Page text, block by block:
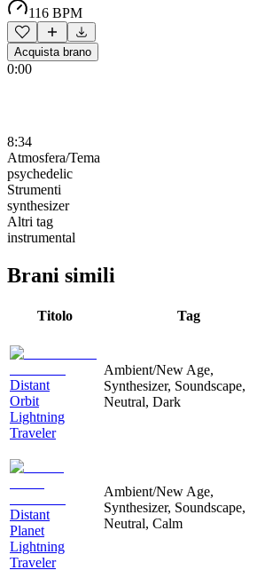
116 BPM
Acquista brano
0:00
8:34
Atmosfera/Tema
psychedelic
Strumenti
synthesizer
Altri tag
instrumental
Brani simili
Titolo Tag
Distant
Orbit
Lightning
Traveler
Ambient/New Age,
Synthesizer, Soundscape,
Neutral, Dark
Distant
Planet
Lightning
Traveler
Ambient/New Age,
Synthesizer, Soundscape,
Neutral, Calm